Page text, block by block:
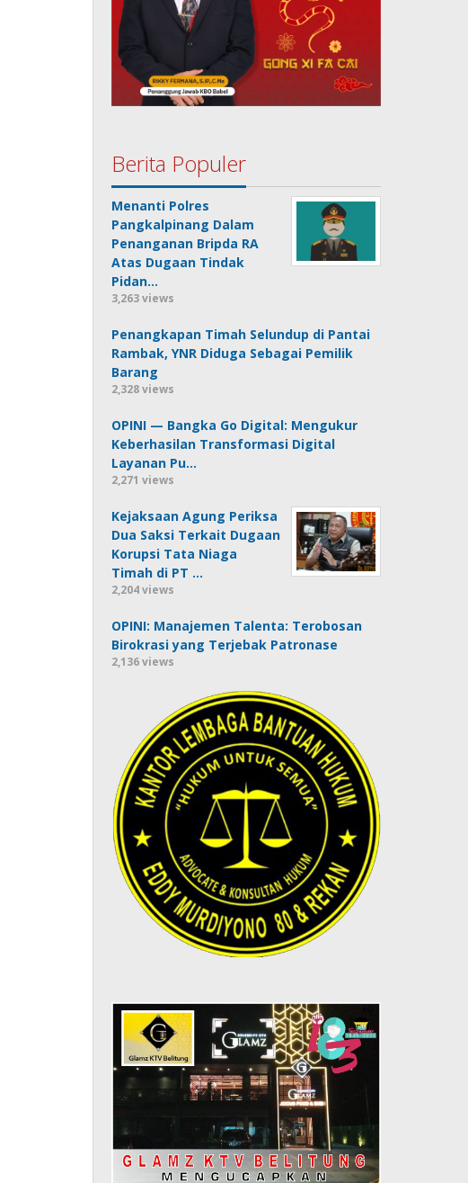
Berita Populer
Menanti Polres
Pangkalpinang Dalam
Penanganan Bripda RA
Atas Dugaan Tindak
Pidan…
3,263 views
Penangkapan Timah Selundup di Pantai
Rambak, YNR Diduga Sebagai Pemilik
Barang
2,328 views
OPINI — Bangka Go Digital: Mengukur
Keberhasilan Transformasi Digital
Layanan Pu…
2,271 views
Kejaksaan Agung Periksa
Dua Saksi Terkait Dugaan
Korupsi Tata Niaga
Timah di PT …
2,204 views
OPINI: Manajemen Talenta: Terobosan
Birokrasi yang Terjebak Patronase
2,136 views